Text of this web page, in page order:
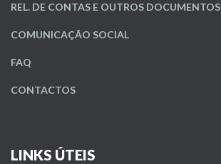
REL. DE CONTAS E OUTROS DOCUMENTOS
COMUNICAÇÃO SOCIAL
FAQ
CONTACTOS
LINKS ÚTEIS